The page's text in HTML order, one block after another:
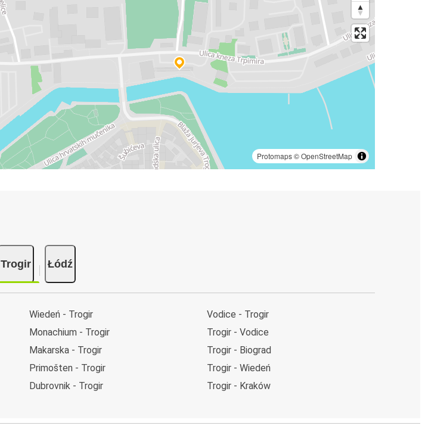
Protomaps©OpenStreetMap
Trogir Łódź
Wiedeń - Trogir
Monachium - Trogir
Makarska - Trogir
Primošten - Trogir
Dubrovnik - Trogir
Vodice - Trogir
Trogir - Vodice
Trogir - Biograd
Trogir - Wiedeń
Trogir - Kraków